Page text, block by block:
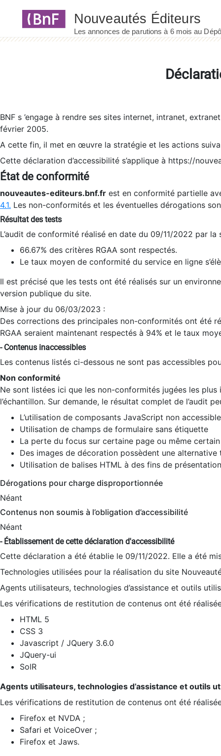
BNF s ’engage à rendre ses sites internet, intranet,
février 2005.
A cette fin, il met en œuvre la stratégie et les actions
Cette déclaration d’accessibilité s’applique à https://
État de conformité
nouveautes-editeurs.bnf.fr est en conformité partielle
4.1. Les non-conformités et les éventuelles dérogations
Résultat des tests
L’audit de conformité réalisé en date du 09/11/2022 par
66.67% des critères RGAA sont respectés.
Le taux moyen de conformité du service en ligne
Il est précisé que les tests ont été réalisés sur un
version publique du site.
Mise à jour du 06/03/2023 :
Des corrections des principales non-conformités ont été
RGAA seraient maintenant respectés à 94% et le taux
- Contenus inaccessibles
Les contenus listés ci-dessous ne sont pas accessibles
Non conformité
Ne sont listées ici que les non-conformités jugées les
l’échantillon. Sur demande, le résultat complet de l’audit
L’utilisation de composants JavaScript non
Utilisation de champs de formulaire sans étiquette
La perte du focus sur certaine page ou même
Des images de décoration possèdent une alternative
Utilisation de balises HTML à des fins de
Dérogations pour charge disproportionnée
Néant
Contenus non soumis à l’obligation d’accessibilité
Néant
- Établissement de cette déclaration d'accessibilité
Cette déclaration a été établie le 09/11/2022. Elle a été
Technologies utilisées pour la réalisation du site
Agents utilisateurs, technologies d’assistance et outils
Les vérifications de restitution de contenus ont été
HTML 5
CSS 3
Javascript / JQuery 3.6.0
JQuery-ui
SolR
Agents utilisateurs, technologies d’assistance et outils
Les vérifications de restitution de contenus ont été
Firefox et NVDA ;
Safari et VoiceOver ;
Firefox et Jaws.